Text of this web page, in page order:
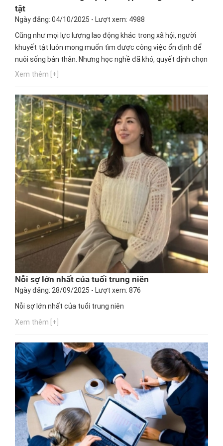
tật
Ngày đăng: 04/10/2025 - Lượt xem: 4988
Cũng như mọi lực lượng lao động khác trong xã hội, người
khuyết tật luôn mong muốn tìm được công việc ổn định để
nuôi sống bản thân. Nhưng học nghề đã khó, quyết định chọn
một nghề thích hợp cho mình lại càng khó hơn. Ngay bây giờ,
Xem thêm [+]
Nỗi sợ lớn nhất của tuổi trung niên
Ngày đăng: 28/09/2025 - Lượt xem: 876
Nỗi sợ lớn nhất của tuổi trung niên
Xem thêm [+]